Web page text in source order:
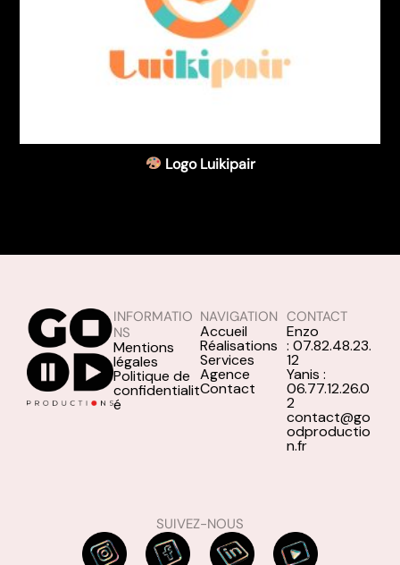
Logo Luikipair
INFORMATIO
NS
Mentions
légales
Politique de
confidentialit
é
NAVIGATION
Accueil
Réalisations
Services
Agence
Contact
CONTACT
Enzo
: 07.82.48.23.
12
Yanis :
06.77.12.26.0
2
contact@go
odproductio
n.fr
SUIVEZ-NOUS